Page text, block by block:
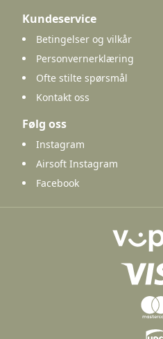
Kundeservice
Betingelser og vilkår
Personvernerklæring
Ofte stilte spørsmål
Kontakt oss
Følg oss
Instagram
Airsoft Instagram
Facebook